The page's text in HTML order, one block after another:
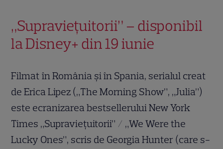
„Supraviețuitorii” – disponibil
la Disney+ din 19 iunie
Filmat în România și în Spania, serialul creat
de Erica Lipez („The Morning Show”, „Julia”)
este ecranizarea bestsellerului New York
Times „Supraviețuitorii” / „We Were the
Lucky Ones”, scris de Georgia Hunter (care s-